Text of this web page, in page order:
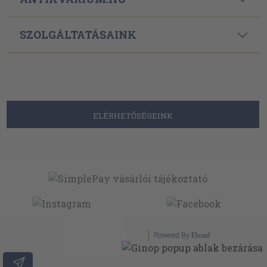
SZOLGÁLTATÁSAINK
ELÉRHETŐSÉGEINK
Powered By Ebond